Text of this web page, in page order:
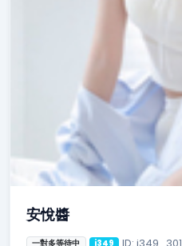
安悅醬
一對多等待中 i349